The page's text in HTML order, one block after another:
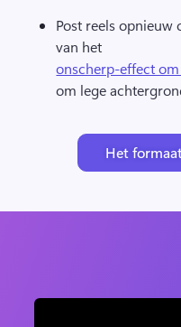
Post reels
van het
onscherp-effect
om lege
Het